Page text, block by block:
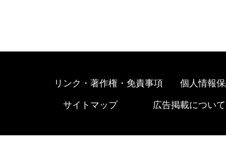
リンク・著作権・免責事項 個人情報
サイトマップ 広告掲載について